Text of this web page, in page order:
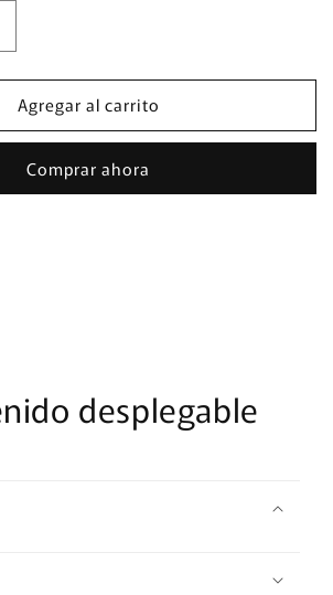
eSIM
Agregar al carrito
Comprar ahora
desplegable